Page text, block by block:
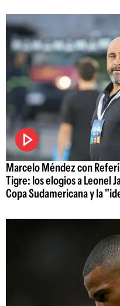
Marcelo Méndez con
Tigre: los elogios a Leonel
Copa Sudamericana y la